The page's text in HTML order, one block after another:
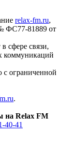
relax-fm.ru,
ФС77-81889 от
сфере связи,
коммуникаций
с ограниченной
.
на Relax FM
40-41